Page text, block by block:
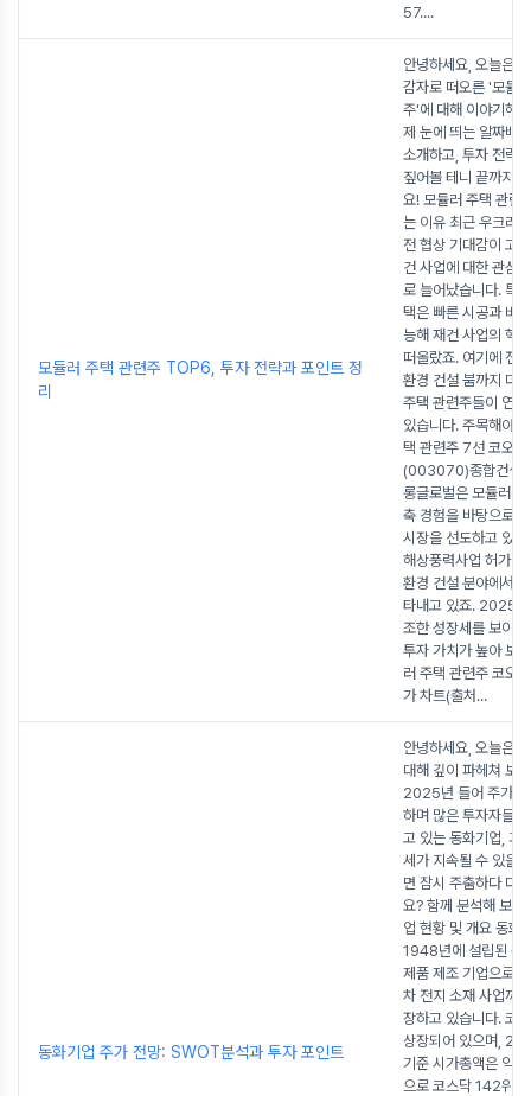
57....
모듈러 주택 관련주 TOP6, 투자 전략과 포인트 정
리
안녕하세요, 오늘은
감자로 떠오른 '모듈
주'에 대해 이야기해
제 눈에 띄는 알짜배
소개하고, 투자 전략
짚어볼 테니 끝까지
요! 모듈러 주택 관련
는 이유 최근 우크라
전 협상 기대감이 고
건 사업에 대한 관심
로 늘어났습니다. 특
택은 빠른 시공과 비
능해 재건 사업의 핵
떠올랐죠. 여기에 전
환경 건설 붐까지 더
주택 관련주들이 연
있습니다. 주목해야
택 관련주 7선 코오롱
(003070)종합건설
롱글로벌은 모듈러
축 경험을 바탕으로
시장을 선도하고 있
해상풍력사업 허가
환경 건설 분야에서
타내고 있죠. 2025년
조한 성장세를 보이
투자 가치가 높아 보
러 주택 관련주 코오
가 차트(출처 ...
동화기업 주가 전망: SWOT분석과 투자 포인트
안녕하세요, 오늘은
대해 깊이 파헤쳐 보
2025년 들어 주가가
하며 많은 투자자들
고 있는 동화기업, 과
세가 지속될 수 있을
면 잠시 주춤하다 다
요? 함께 분석해 보시
업 현황 및 개요 동화
1948년에 설립된 목
제품 제조 기업으로,
차 전지 소재 사업까
장하고 있습니다. 코
상장되어 있으며,
기준 시가총액은 약
으로 코스닥 142위를